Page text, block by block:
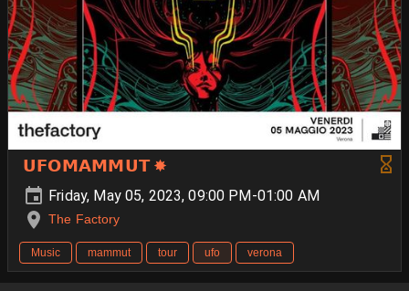
𝗨𝗙𝗢𝗠𝗔𝗠𝗠𝗨𝗧 ✸
Friday, May 05, 2023, 09:00 PM-01:00 AM
The Factory
Music mammut tour ufo verona